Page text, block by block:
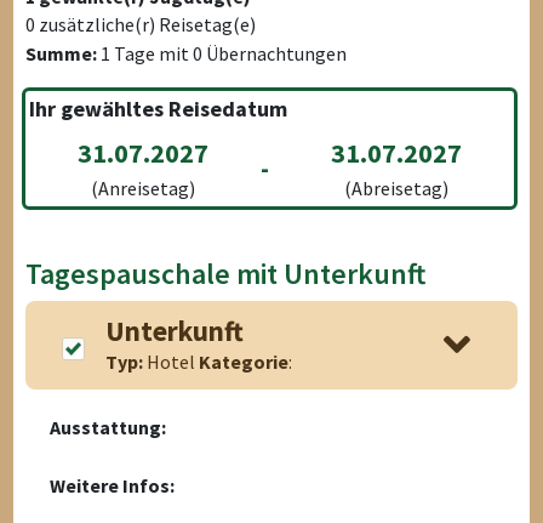
0 zusätzliche(r) Reisetag(e)
Summe: 1 Tage mit0 Übernachtungen
Ihr gewähltes Reisedatum
31.07.2027
(Anreisetag)
- 31.07.2027
(Abreisetag)
Tagespauschale mit Unterkunft
Unterkunft
Typ: Hotel Kategorie:
Ausstattung:
Weitere Infos: